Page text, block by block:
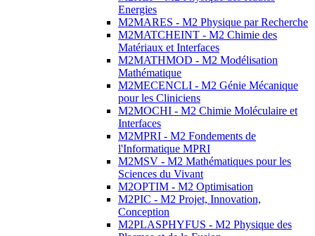
Energies
M2MARES - M2 Physique par Recherche
M2MATCHEINT - M2 Chimie des
Matériaux et Interfaces
M2MATHMOD - M2 Modélisation
Mathématique
M2MECENCLI - M2 Génie Mécanique
pour les Cliniciens
M2MOCHI - M2 Chimie Moléculaire et
Interfaces
M2MPRI - M2 Fondements de
l'Informatique MPRI
M2MSV - M2 Mathématiques pour les
Sciences du Vivant
M2OPTIM - M2 Optimisation
M2PIC - M2 Projet, Innovation,
Conception
M2PLASPHYFUS - M2 Physique des